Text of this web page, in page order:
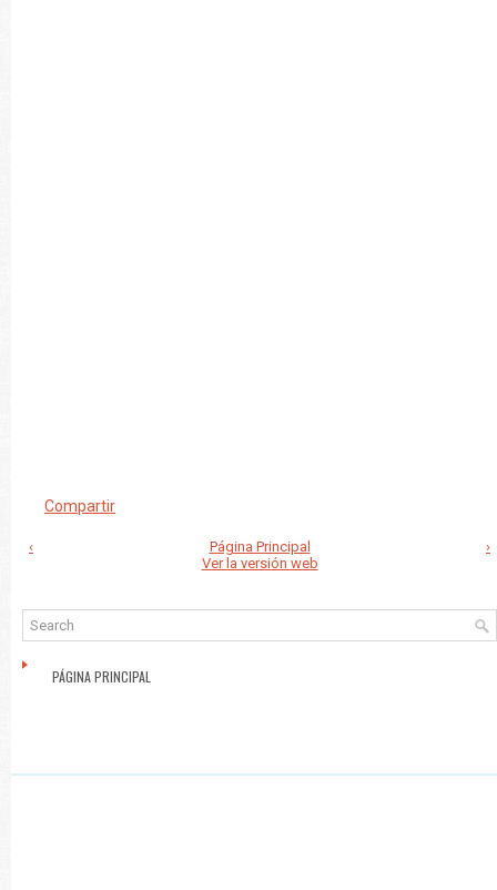
Compartir
‹ ›
Página Principal
Ver la versión web
PÁGINA PRINCIPAL